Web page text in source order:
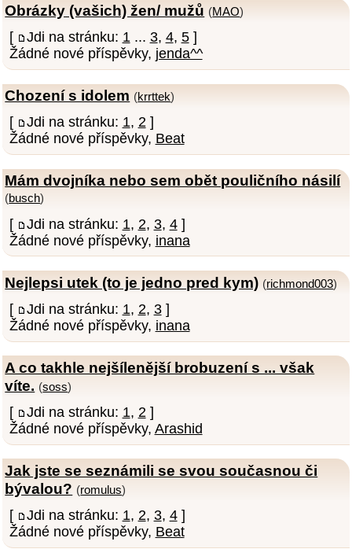
Obrázky (vašich) žen/ mužů (MAO)
[ Jdi na stránku: 1... 3, 4, 5]
Žádné nové příspěvky, jenda^^
Chození s idolem (krrttek)
[ Jdi na stránku: 1, 2]
Žádné nové příspěvky, Beat
Mám dvojníka nebo sem obět pouličního násilí
(busch)
[ Jdi na stránku: 1, 2, 3, 4]
Žádné nové příspěvky, inana
Nejlepsi utek (to je jedno pred kym) (richmond003)
[ Jdi na stránku: 1, 2, 3]
Žádné nové příspěvky, inana
A co takhle nejšílenější brobuzení s ... však
víte. (soss)
[ Jdi na stránku: 1, 2]
Žádné nové příspěvky, Arashid
Jak jste se seznámili se svou současnou či
bývalou? (romulus)
[ Jdi na stránku: 1, 2, 3, 4]
Žádné nové příspěvky, Beat